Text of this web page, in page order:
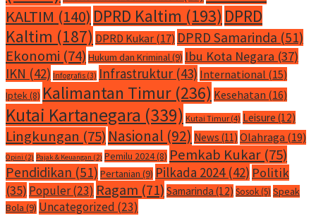
KALTIM (140) DPRD Kaltim (193) DPRD
Kaltim (187) DPRD Kukar (17) DPRD Samarinda (51)
Ekonomi (74) Hukum dan Kriminal(9) Ibu Kota Negara (37)
IKN (42) Infografis (3) Infrastruktur (43) International (15)
Iptek(8) Kalimantan Timur (236) Kesehatan (16)
Kutai Kartanegara (339) Kutai Timur (4) Leisure (12)
Lingkungan (75) Nasional (92) News (11) Olahraga (19)
Opini (2) Pajak & Keuangan (2) Pemilu 2024(8) Pemkab Kukar (75)
Pendidikan (51) Pertanian (9) Pilkada 2024(42) Politik
(35) Populer(23) Ragam (71) Samarinda (12) Sosok(5) Speak
Bola (9) Uncategorized (23)